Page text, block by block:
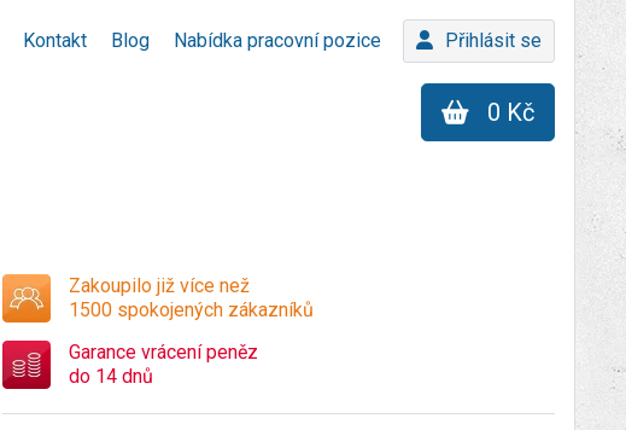
Kontakt Blog Nabídka pracovní pozice Přihlásit se
0 Kč
Zakoupilo již více než
1500 spokojených zákazníků
Garance vrácení peněz
do 14 dnů